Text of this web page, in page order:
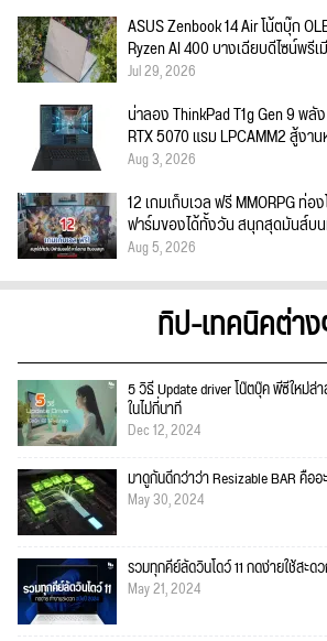
ASUS Zenbook 14 Air โน้ตบุ๊ก
Ryzen AI 400 บางเฉียบดีไซน์พรี
Jul 29, 2026
น่าลอง ThinkPad T1g Gen 9 พ
RTX 5070 แรม LPCAMM2 สู้งา
Aug 3, 2026
12 เกมเก็บเวล ฟรี MMORPG ท่
ฟาร์มของได้ทั้งวัน สนุกสุดมันส์บ
Aug 5, 2026
ทิป-เทคนิคต่า
5 วิธี Update driver โน๊ตบุ๊ค พีซีใหม่ล่
ในไม่กี่นาที
Dec 12, 2024
มาดูกันดีกว่าว่า Resizable BAR คืออ
May 30, 2024
รวมทุกคีย์ลัดวินโดว์ 11 กดง่ายใช้สะ
May 21, 2024